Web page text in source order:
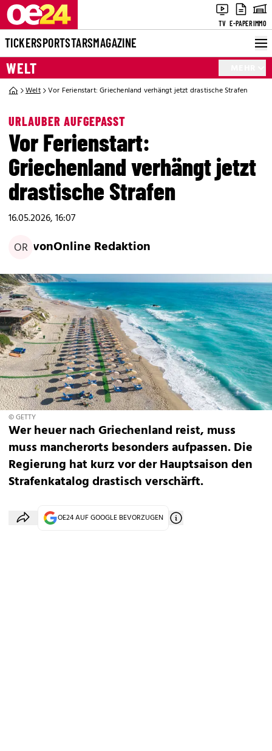
TV E-PAPERIMMO
TICKERSPORTSTARSMAGAZINE
WELT
Welt Vor Ferienstart: Griechenland verhängt jetzt drastische Strafen
URLAUBER AUFGEPASST
Vor Ferienstart:
Griechenland verhängt jetzt
drastische Strafen
16.05.2026, 16:07
OR vonOnline Redaktion
© GETTY
Wer heuer nach Griechenland reist, muss
muss mancherorts besonders aufpassen. Die
Regierung hat kurz vor der Hauptsaison den
Strafenkatalog drastisch verschärft.
OE24 AUF GOOGLE BEVORZUGEN